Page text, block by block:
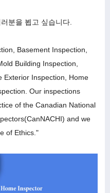
분을 뵙고 싶습니다.
Basement Inspection,
Building Inspection,
Exterior Inspection, Home
Our inspections
of the Canadian National
and we
of Ethics."